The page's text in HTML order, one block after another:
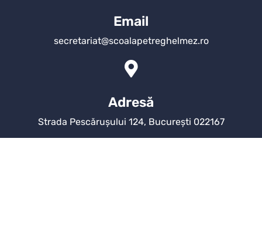
Email
secretariat@scoalapetreghelmez.ro
Adresă
Strada Pescărușului 124, București 022167